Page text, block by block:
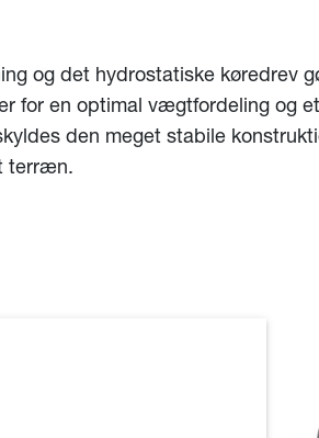
og det hydrostatiske køredrev
for en optimal vægtfordeling og
den meget stabile
terræn.